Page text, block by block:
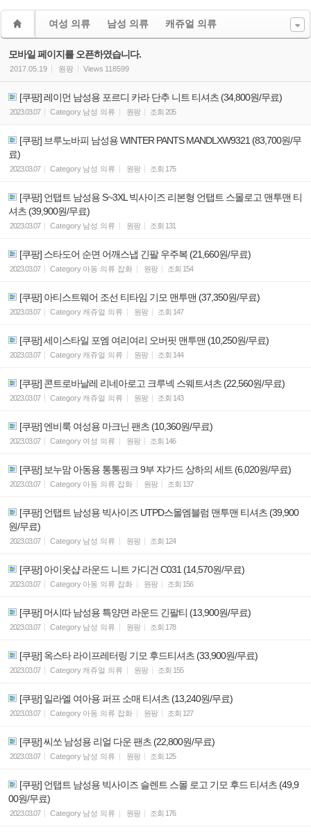
여성 의류 남성 의류 캐쥬얼 의류
모바일 페이지를 오픈하였습니다.
2017.05.19 원팡 Views 118599
[쿠팡] 레이먼 남성용 포르디 카라 단추 니트 티셔츠 (34,800원/무료)
2023.03.07 Category 남성 의류 원팡 조회 205
[쿠팡] 브루노바피 남성용 WINTER PANTS MANDLXW9321 (83,700원/무
료)
2023.03.07 Category 남성 의류 원팡 조회 175
[쿠팡] 언탭트 남성용 S~3XL 빅사이즈 리본형 언탭트 스몰로고 맨투맨 티
셔츠 (39,900원/무료)
2023.03.07 Category 남성 의류 원팡 조회 131
[쿠팡] 스타도어 순면 어깨스냅 긴팔 우주복 (21,660원/무료)
2023.03.07 Category 아동 의류 잡화 원팡 조회 154
[쿠팡] 아티스트웨어 조선 티타임 기모 맨투맨 (37,350원/무료)
2023.03.07 Category 캐쥬얼 의류 원팡 조회 147
[쿠팡] 세이스타일 포엠 여리여리 오버핏 맨투맨 (10,250원/무료)
2023.03.07 Category 캐쥬얼 의류 원팡 조회 144
[쿠팡] 콘트로바날레 리네아로고 크루넥 스웨트셔츠 (22,560원/무료)
2023.03.07 Category 캐쥬얼 의류 원팡 조회 143
[쿠팡] 엔비룩 여성용 마크닌 팬츠 (10,360원/무료)
2023.03.07 Category 여성 의류 원팡 조회 146
[쿠팡] 보누맘 아동용 통통핑크 9부 쟈가드 상하의 세트 (6,020원/무료)
2023.03.07 Category 아동 의류 잡화 원팡 조회 137
[쿠팡] 언탭트 남성용 빅사이즈 UTPD스몰엠블럼 맨투맨 티셔츠 (39,900
원/무료)
2023.03.07 Category 남성 의류 원팡 조회 124
[쿠팡] 아이옷샵 라운드 니트 가디건 C031 (14,570원/무료)
2023.03.07 Category 아동 의류 잡화 원팡 조회 156
[쿠팡] 머시따 남성용 특양면 라운드 긴팔티 (13,900원/무료)
2023.03.07 Category 남성 의류 원팡 조회 178
[쿠팡] 옥스타 라이프레터링 기모 후드티셔츠 (33,900원/무료)
2023.03.07 Category 캐쥬얼 의류 원팡 조회 155
[쿠팡] 일라엘 여아용 퍼프 소매 티셔츠 (13,240원/무료)
2023.03.07 Category 아동 의류 잡화 원팡 조회 127
[쿠팡] 씨쏘 남성용 리얼 다운 팬츠 (22,800원/무료)
2023.03.07 Category 남성 의류 원팡 조회 125
[쿠팡] 언탭트 남성용 빅사이즈 슬렌트 스몰 로고 기모 후드 티셔츠 (49,9
00원/무료)
2023.03.07 Category 남성 의류 원팡 조회 176